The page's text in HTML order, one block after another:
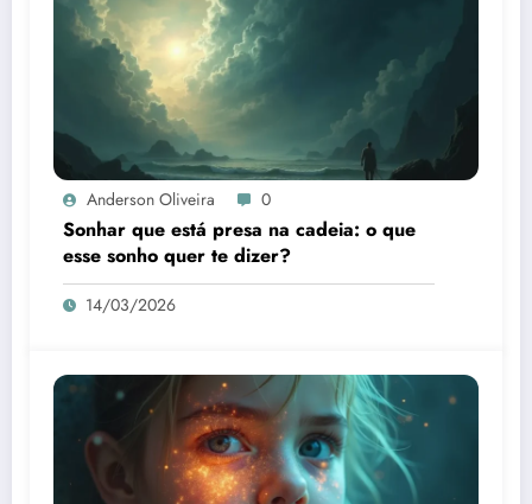
Anderson Oliveira 0
Sonhar que está presa na cadeia: o que
esse sonho quer te dizer?
14/03/2026